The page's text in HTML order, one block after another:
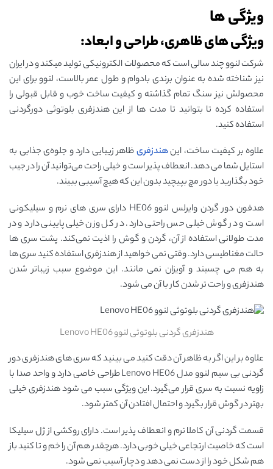
ویژگی ها
ویژگی های ظاهری، طراحی و ابعاد:
شرکت لنوو چند سالی است که محصولات الکترونیکی تولید میکند و در ایران
نیز شناخته شده به عنوان برندی بادوام و طول عمر بالاست، لنوو برای این
محصولش نیز سنگ تمام گذاشته و کیفیت ساخت خوب و قابل قبولی را
استفاده کرده تا بتوانید تا مدت ها از این هندزفری بلوتوثی دورگردنی
استفاده کنید.
علاوه بر کیفیت ساخت، اینهندزفریظاهر زیبایی دارد و جلوه‌ی جذابی به
استایل‌ شما می ‌دهد. انعطاف پذیر است و خیلی راحت می‌توانید آن را در جیب
خود بگذارید یا دور مچ بپیچید بدون این که هیچ آسیبی ببیند.
هدفون دور گردن وایرلس لنوو HE06 دارای سری ‌های نرم و سیلیکونی
است و در گوش خیلی حس راحتی دارد. در کل وزن خیلی پایینی دارد و در
مدت طولانی استفاده از آن، گردن و گوش را اذیت نمی‌کند. پشت سری ‌ها
حالت مغناطیسی دارد. وقتی نمی‌ خواهید از هندزفری استفاده کنید سری ‌ها
به هم می ‌چسبند و آویزان نمی ‌مانند. این موضوع سبب زیباتر شدن
هندزفری و راحت تر شدن کار با آن می ‌شود.
هندزفری گردنی بلوتوثی لنوو Lenovo HE06
علاوه بر این اگر به ظاهر آن دقت کنید می ‌بینید که سری ‌های هندزفری دور
گردنی بی سیم لنوو مدل Lenovo HE06 طراحی خاصی دارد و واحد صدا با
زاویه‌ نسبت به سری قرار می‌گیرد. این ویژگی سبب می ‌شود هندزفری خیلی
بهتر در گوش قرار بگیرد و احتمال افتادن آن کمتر شود.
قسمت گردنی آن کاملا نرم و انعطاف پذیر است. دارای روکشی از ژل سیلیکا
است که خاصیت ارتجاعی خیلی خوبی دارد. هرچقدر هم آن را خم و تا کنید باز
هم شکل خود را از دست نمی ‌دهد و دچار آسیب نمی ‌شود.